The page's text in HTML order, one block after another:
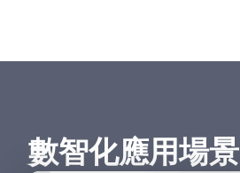
數智化應用場景